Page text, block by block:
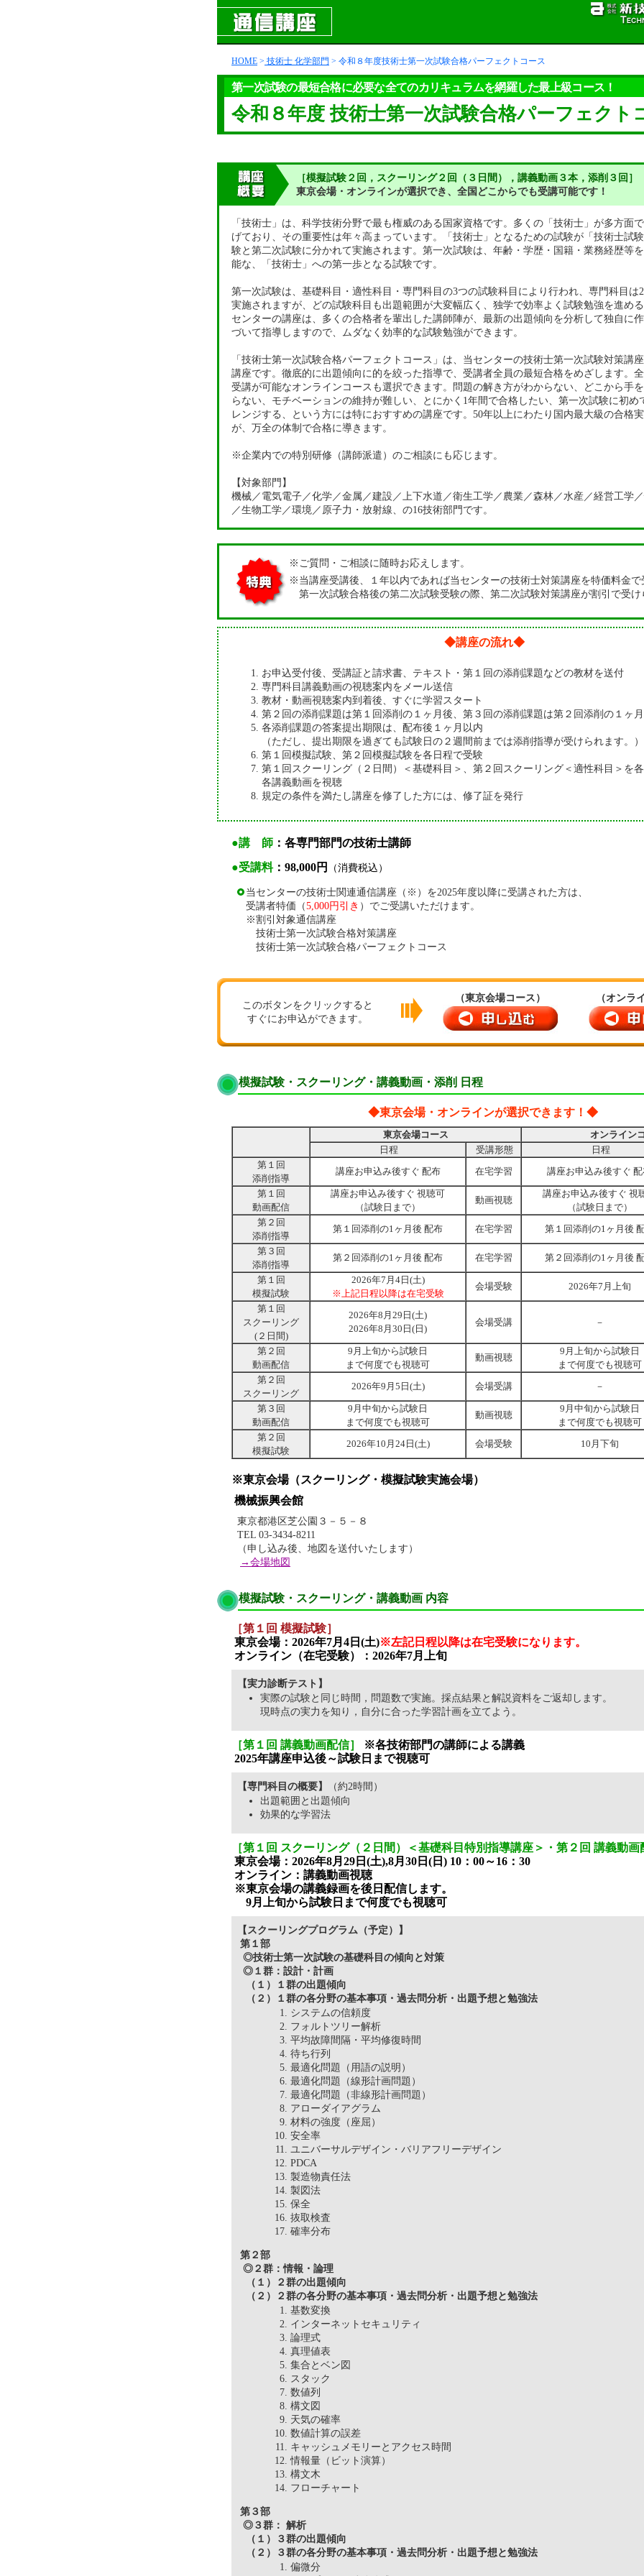
HOME > 技術士 化学部門 > 令和８年度技術士第一次試験合格パーフェクトコース
第一次試験の最短合格に必要な全てのカリキュラムを網羅した最上級コース！
令和８年度 技術士第一次試験合格パーフェクト
［模擬試験２回，スクーリング２回（３日間），講義動画３本，添削３回］
東京会場・オンラインが選択でき、全国どこからでも受講可能です！
「技術士」は、科学技術分野で最も権威のある国家資格です。多くの「技術士」が多方面
げており、その重要性は年々高まっています。「技術士」となるための試験が「技術士試
験と第二次試験に分かれて実施されます。第一次試験は、年齢・学歴・国籍・業務経歴等
能な、「技術士」への第一歩となる試験です。
第一次試験は、基礎科目・適性科目・専門科目の3つの試験科目により行われ、専門科目は
実施されますが、どの試験科目も出題範囲が大変幅広く、独学で効率よく試験勉強を進め
センターの講座は、多くの合格者を輩出した講師陣が、最新の出題傾向を分析して独自に
づいて指導しますので、ムダなく効率的な試験勉強ができます。
「技術士第一次試験合格パーフェクトコース」は、当センターの技術士第一次試験対策講
講座です。 徹底的に出題傾向に的を絞った指導で、受講者全員の最短合格をめざします。
受講が可能なオンラインコースも選択できます。問題の解き方がわからない、どこから手
らない、モチベーションの維持が難しい、とにかく1年間で合格したい、第一次試験に初め
レンジする、という方には特におすすめの講座です。50年以上にわたり国内最大級の合格
が、万全の体制で合格に導きます。
※企業内での特別研修（講師派遣）のご相談にも応じます。
【対象部門】
機械／電気電子／化学／金属／建設／上下水道／衛生工学／農業／森林／水産／経営工学
／生物工学／環境／原子力・放射線、の16技術部門です。
※ご質問・ご相談に随時お応えします。
※当講座受講後、１年以内であれば当センターの技術士対策講座を特価料金で
第一次試験合格後の第二次試験受験の際、第二次試験対策講座が割引で受
◆講座の流れ◆
お申込受付後、受講証と請求書、テキスト・第１回の添削課題などの教材を送付
専門科目講義動画の視聴案内をメール送信
教材・動画視聴案内到着後、すぐに学習スタート
第２回の添削課題は第１回添削の１ヶ月後、第３回の添削課題は第２回添削の１ヶ
各添削課題の答案提出期限は、配布後１ヶ月以内
（ただし、提出期限を過ぎても試験日の２週間前までは添削指導が受けられます。）
第１回模擬試験、第２回模擬試験を各日程で受験
第１回スクーリング（２日間）＜基礎科目＞、第２回スクーリング＜適性科目＞を
各講義動画を視聴
規定の条件を満たし講座を修了した方には、修了証を発行
●講 師 ：各専門部門の技術士講師
●受講料：98,000円 （消費税込）
当センターの技術士関連通信講座（※）を2025年度以降に受講された方は、
受講者特価（5,000円引き ）でご受講いただけます。
※割引対象通信講座
技術士第一次試験合格対策講座
技術士第一次試験合格パーフェクトコース
このボタンをクリックすると
すぐにお申込ができます。
（東京会場コース） （オンラ
模擬試験・スクーリング・講義動画・添削 日程
◆東京会場・オンラインが選択できます！◆
東京会場コース
オンライン
日程
受講形態
日程
第１回
添削指導
講座お申込み後すぐ 配布 在宅学習 講座お申込み後すぐ
第１回
動画配信
講座お申込み後すぐ 視聴可
（試験日まで）
動画視聴
講座お申込み後すぐ 視
（試験日まで）
第２回
添削指導
第１回添削の1ヶ月後 配布 在宅学習 第１回添削の1ヶ月後
第３回
添削指導
第２回添削の1ヶ月後 配布 在宅学習 第２回添削の1ヶ月後
第１回
模擬試験
2026年7月4日(土)
※上記日程以降は在宅受験
会場受験 2026年7月上旬
第１回
スクーリング
(２日間)
2026年8月29日(土)
2026年8月30日(日)
会場受講 －
第２回
動画配信
9月上旬から試験日
まで何度でも視聴可
動画視聴
9月上旬から試験日
まで何度でも視聴可
第２回
スクーリング
2026年9月5日(土) 会場受講 －
第３回
動画配信
9月中旬から試験日
まで何度でも視聴可
動画視聴
9月中旬から試験日
まで何度でも視聴可
第２回
模擬試験
2026年10月24日(土) 会場受験 10月下旬
※東京会場（スクーリング・模擬試験実施会場）
機械振興会館
東京都港区芝公園３－５－８
TEL 03-3434-8211
（申し込み後、地図を送付いたします）
→会場地図
模擬試験・スクーリング・講義動画 内容
［第１回 模擬試験］
東京会場：2026年7月4日(土)※左記日程以降は在宅受験になります。
オンライン（在宅受験）：2026年7月上旬
【実力診断テスト】
実際の試験と同じ時間，問題数で実施。採点結果と解説資料をご返却します。
現時点の実力を知り，自分に合った学習計画を立てよう。
［第１回 講義動画配信］
※各技術部門の講師による講義
2025年講座申込後～試験日まで視聴可
【専門科目の概要】
（約2時間）
出題範囲と出題傾向
効果的な学習法
［第１回 スクーリング（２日間）＜基礎科目特別指導講座＞・第２回 講義動
東京会場：2026年8月29日(土),8月30日(日) 10：00～16：30
オンライン：講義動画視聴
※東京会場の講義録画を後日配信します。
9月上旬から試験日まで何度でも視聴可
【スクーリングプログラム（予定）】
第１部
◎技術士第一次試験の基礎科目の傾向と対策
◎１群：設計・計画
（１）１群の出題傾向
（２）１群の各分野の基本事項・過去問分析・出題予想と勉強法
システムの信頼度
フォルトツリー解析
平均故障間隔・平均修復時間
待ち行列
最適化問題（用語の説明）
最適化問題（線形計画問題）
最適化問題（非線形計画問題）
アローダイアグラム
材料の強度（座屈）
安全率
ユニバーサルデザイン・バリアフリーデザイン
PDCA
製造物責任法
製図法
保全
抜取検査
確率分布
第２部
◎２群：情報・論理
（１）２群の出題傾向
（２）２群の各分野の基本事項・過去問分析・出題予想と勉強法
基数変換
インターネットセキュリティ
論理式
真理値表
集合とベン図
スタック
数値列
構文図
天気の確率
数値計算の誤差
キャッシュメモリーとアクセス時間
情報量（ビット演算）
構文木
フローチャート
第３部
◎３群： 解析
（１）３群の出題傾向
（２）３群の各分野の基本事項・過去問分析・出題予想と勉強法
偏微分